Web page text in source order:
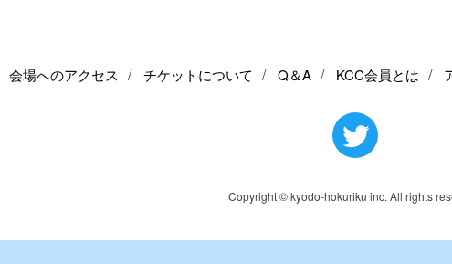
会場へのアクセス チケットについて Q＆A KCC会員とは
Copyright © kyodo-hokuriku inc. All rights